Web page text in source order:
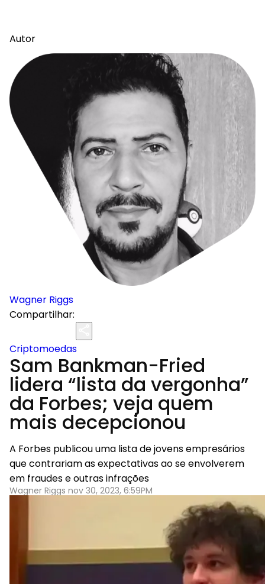
Autor
Wagner Riggs
Compartilhar:
Criptomoedas
Sam Bankman-Fried
lidera “lista da vergonha”
da Forbes; veja quem
mais decepcionou
A Forbes publicou uma lista de jovens empresários
que contrariam as expectativas ao se envolverem
em fraudes e outras infrações
Wagner Riggs nov 30, 2023, 6:59PM